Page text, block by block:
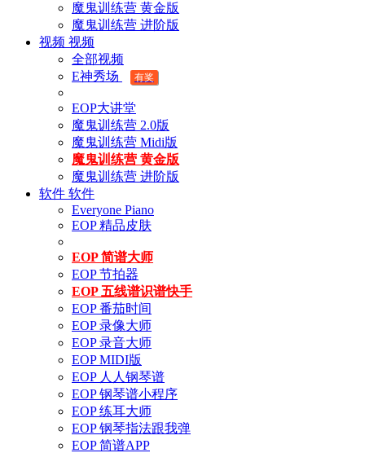
魔鬼训练营 黄金版
魔鬼训练营 进阶版
视频 视频
全部视频
E神秀场
有奖
EOP大讲堂
魔鬼训练营 2.0版
魔鬼训练营 Midi版
魔鬼训练营 黄金版
魔鬼训练营 进阶版
软件 软件
Everyone Piano
EOP 精品皮肤
EOP 简谱大师
EOP 节拍器
EOP 五线谱识谱快手
EOP 番茄时间
EOP 录像大师
EOP 录音大师
EOP MIDI版
EOP 人人钢琴谱
EOP 钢琴谱小程序
EOP 练耳大师
EOP 钢琴指法跟我弹
EOP 简谱APP